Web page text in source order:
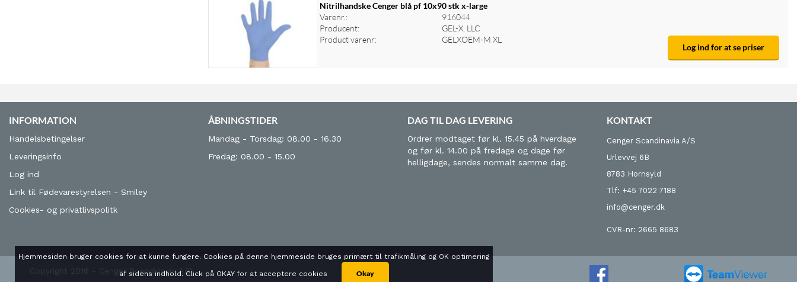
Nitrilhandske Cenger blå pf 10x90 stk x-large
Varenr.:
916044
Producent:
GEL-X, LLC
Product varenr:
GELXOEM-M XL
Log ind for at se priser
INFORMATION
Handelsbetingelser
Leveringsinfo
Log ind
Link til Fødevarestyrelsen - Smiley
Cookies- og privatlivspolitk
ÅBNINGSTIDER
Mandag - Torsdag: 08.00 - 16.30
Fredag: 08.00 - 15.00
DAG TIL DAG LEVERING
Ordrer modtaget før kl. 15.45 på hverdage
og før kl. 14.00 på fredage og dage før
helligdage, sendes normalt samme dag.
KONTAKT
Cenger Scandinavia A/S
Urlevvej 6B
8783 Hornsyld
Tlf: +45 7022 7188
info@cenger.dk
CVR-nr: 2665 8683
Copyright 2016 - Cenger Scandinavia A/S
Hjemmesiden bruger cookies for at kunne fungere. Cookies på denne hjemmeside bruges primært til trafikmåling og OK optimering
af sidens indhold. Click på OKAY for at acceptere cookies Okay